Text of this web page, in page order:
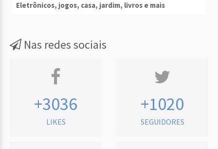
Eletrônicos, jogos, casa, jardim, livros e mais
Nas redes sociais
+3036
LIKES
+1020
SEGUIDORES